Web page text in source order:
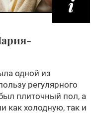
одной из
регулярного
плиточный пол, а
как холодную, так и